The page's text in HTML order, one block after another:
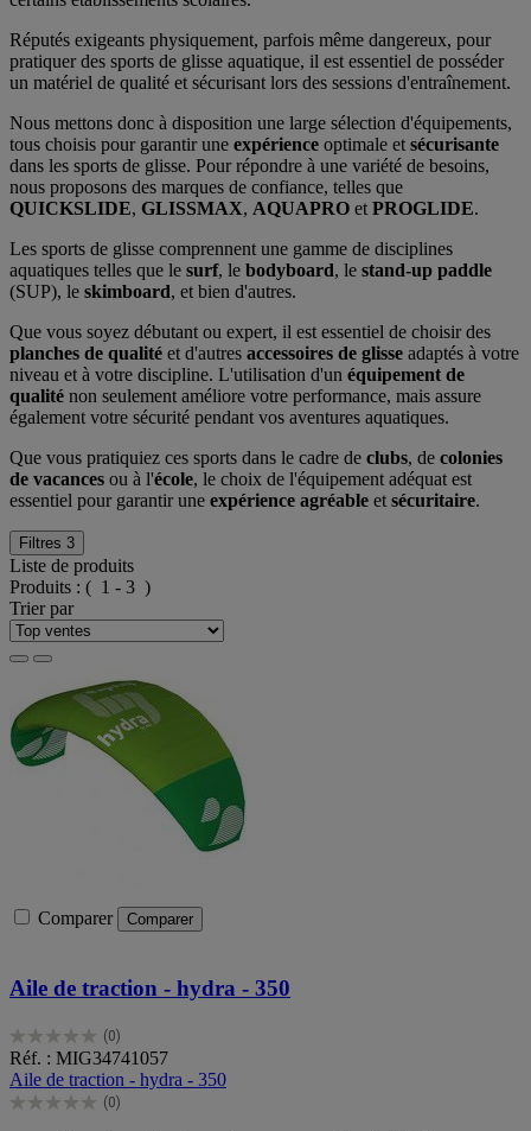
Réputés exigeants physiquement, parfois même dangereux, pour
pratiquer des sports de glisse aquatique, il est essentiel de posséder
un matériel de qualité et sécurisant lors des sessions d'entraînement.
Nous mettons donc à disposition une large sélection d'équipements,
tous choisis pour garantir une expérience optimale et sécurisante
dans les sports de glisse. Pour répondre à une variété de besoins,
nous proposons des marques de confiance, telles que
QUICKSLIDE, GLISSMAX, AQUAPRO et PROGLIDE.
Les sports de glisse comprennent une gamme de disciplines
aquatiques telles que le surf, le bodyboard, le stand-up paddle
(SUP), le skimboard, et bien d'autres.
Que vous soyez débutant ou expert, il est essentiel de choisir des
planches de qualité et d'autres accessoires de glisse adaptés à votre
niveau et à votre discipline. L'utilisation d'un équipement de
qualité non seulement améliore votre performance, mais assure
également votre sécurité pendant vos aventures aquatiques.
Que vous pratiquiez ces sports dans le cadre de clubs, de colonies
de vacances ou à l'école, le choix de l'équipement adéquat est
essentiel pour garantir une expérience agréable et sécuritaire.
Filtres 3
Liste de produits
Produits : ( 1 - 3 )
Trier par
Comparer Comparer
Aile de traction - hydra - 350
(0)
0.0
sur
5
étoiles.
Réf. : MIG34741057
Aile de traction - hydra - 350
(0)
0.0